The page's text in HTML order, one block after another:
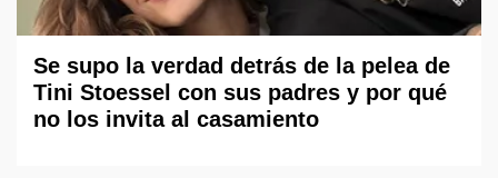
Se supo la verdad detrás de la pelea de
Tini Stoessel con sus padres y por qué
no los invita al casamiento